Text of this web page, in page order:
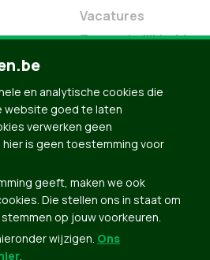
Vacatures
Toegankelijkheid
en analytische cookies die
website goed te laten
verwerken geen
is geen toestemming voor
geeft, maken we ook
Die stellen ons in staat om
op jouw voorkeuren.
wijzigen. Ons
.